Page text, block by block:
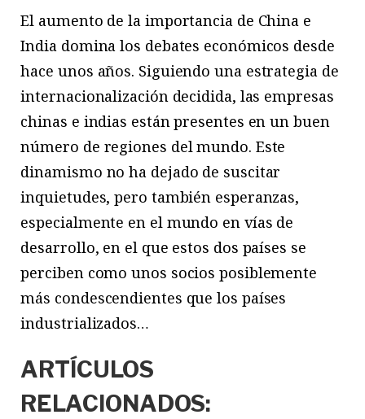
El aumento de la importancia de China e
India domina los debates económicos desde
hace unos años. Siguiendo una estrategia de
internacionalización decidida, las empresas
chinas e indias están presentes en un buen
número de regiones del mundo. Este
dinamismo no ha dejado de suscitar
inquietudes, pero también esperanzas,
especialmente en el mundo en vías de
desarrollo, en el que estos dos países se
perciben como unos socios posiblemente
más condescendientes que los países
industrializados…
ARTÍCULOS
RELACIONADOS: